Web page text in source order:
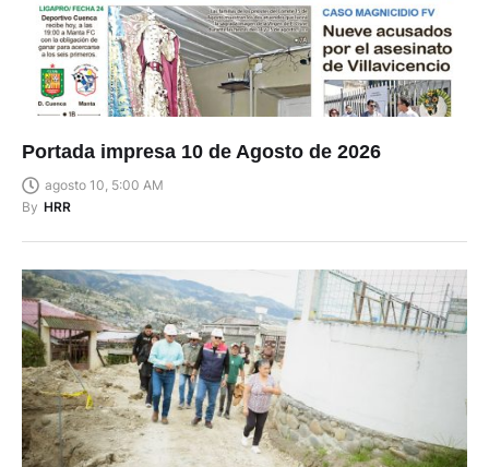
agosto 10, 5:00 AM
By HRR